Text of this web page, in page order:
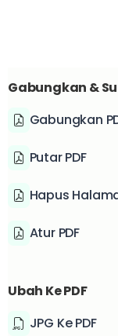
Gabungkan &
Gabungkan
Putar PDF
Hapus
Atur PDF
Ubah Ke PDF
JPG Ke PDF